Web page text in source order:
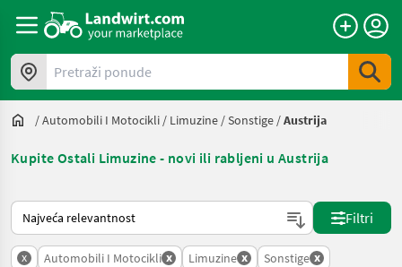
Pretraži ponude
/Automobili I Motocikli / Limuzine /Sonstige /Austrija
Kupite Ostali Limuzine - novi ili rabljeni u Austrija
Tako se sortira na Landwirt.com
Filtri
x Automobili I Motocikli x Limuzine x Sonstige x